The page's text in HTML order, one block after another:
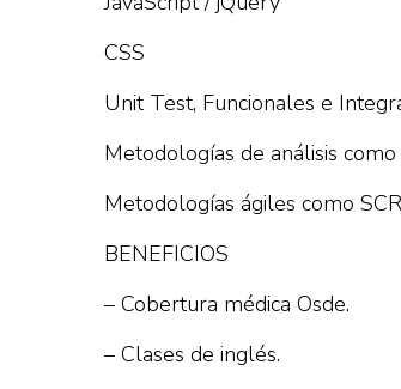
CSS
Unit Test, Funcionales e
Metodologías de análisis
Metodologías ágiles como
BENEFICIOS
– Cobertura médica Osde.
– Clases de inglés.